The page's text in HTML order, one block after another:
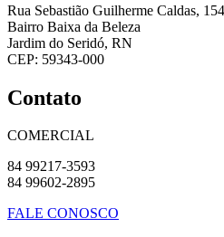
Rua Sebastião Guilherme Caldas, 154
Bairro Baixa da Beleza
Jardim do Seridó, RN
CEP: 59343-000
Contato
COMERCIAL
84 99217-3593
84 99602-2895
FALE CONOSCO